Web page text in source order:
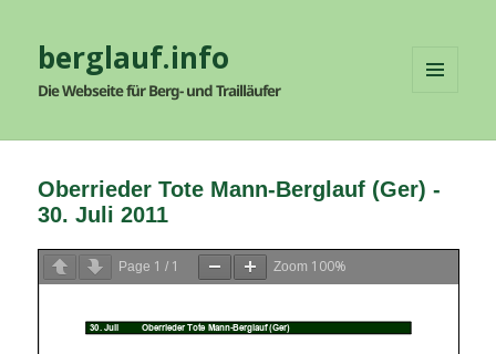
berglauf.info
Die Webseite für Berg- und Trailläufer
WIDGETS
Oberrieder Tote Mann-Berglauf (Ger) -
30. Juli 2011
Page 1 / 1 Zoom 100%